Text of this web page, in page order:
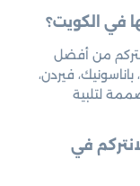
في الكويت؟
من أفضل
فيردن،
لتلبية
في